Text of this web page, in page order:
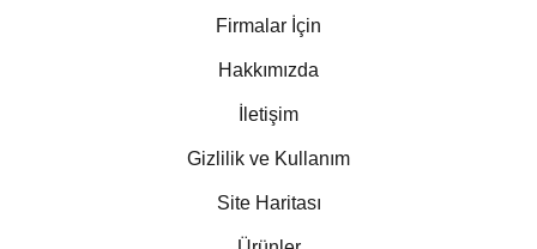
Firmalar İçin
Hakkımızda
İletişim
Gizlilik ve Kullanım
Site Haritası